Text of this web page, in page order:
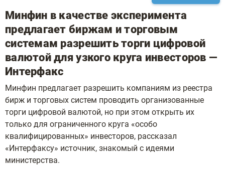
Минфин в качестве эксперимента
предлагает биржам и торговым
системам разрешить торги цифровой
валютой для узкого круга инвесторов —
Интерфакс
Минфин предлагает разрешить компаниям из реестра
бирж и торговых систем проводить организованные
торги цифровой валютой, но при этом открыть их
только для ограниченного круга «особо
квалифицированных» инвесторов, рассказал
«Интерфаксу» источник, знакомый с идеями
министерства.